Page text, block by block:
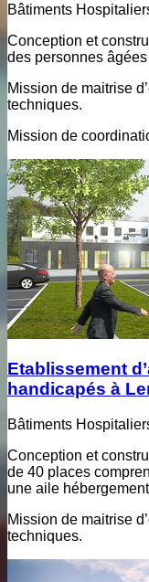
Bâtiments
Conception et
des personnes
Mission de maitrise
techniques.
Mission de
Etablissement
handicapés à
Bâtiments
Conception et
de 40 places
une aile
Mission de maitrise
techniques.